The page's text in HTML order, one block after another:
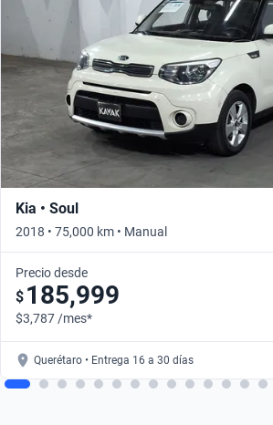
Kia • Soul
2018 • 75,000 km • Manual
Precio desde
$ 185,999
$3,787 /mes*
Querétaro • Entrega 16 a 30 días